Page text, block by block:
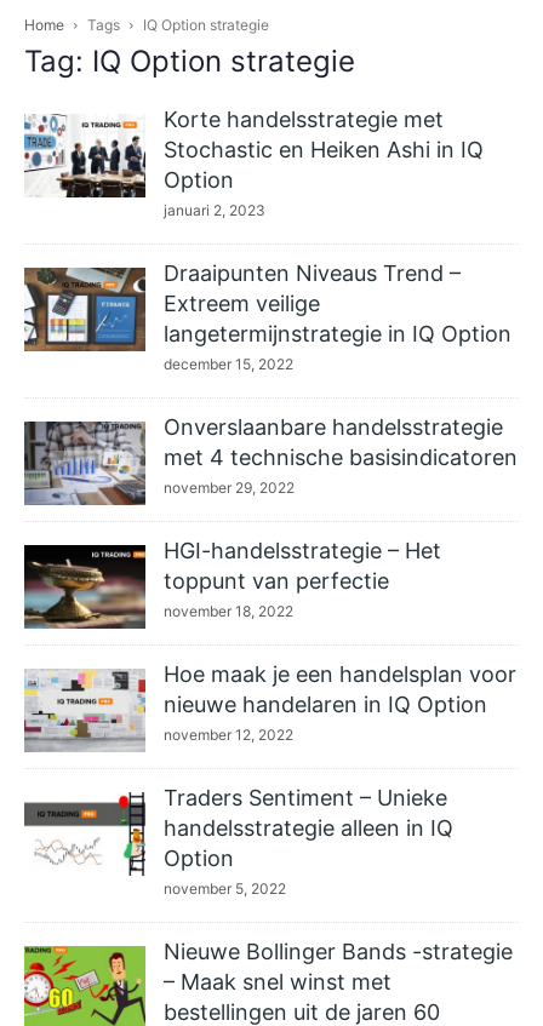
Home Tags IQ Option strategie
Tag: IQ Option strategie
Korte handelsstrategie met
Stochastic en Heiken Ashi in IQ
Option
januari 2, 2023
Draaipunten Niveaus Trend –
Extreem veilige
langetermijnstrategie in IQ Option
december 15, 2022
Onverslaanbare handelsstrategie
met 4 technische basisindicatoren
november 29, 2022
HGI-handelsstrategie – Het
toppunt van perfectie
november 18, 2022
Hoe maak je een handelsplan voor
nieuwe handelaren in IQ Option
november 12, 2022
Traders Sentiment – Unieke
handelsstrategie alleen in IQ
Option
november 5, 2022
Nieuwe Bollinger Bands -strategie
– Maak snel winst met
bestellingen uit de jaren 60